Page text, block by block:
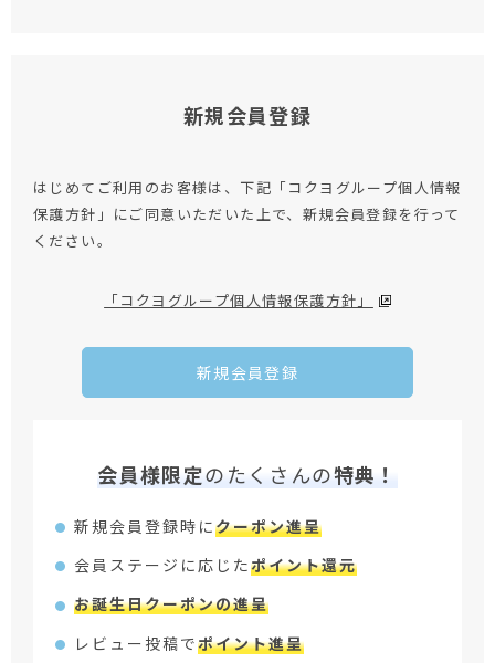
新規会員登録
はじめてご利用のお客様は、下記「コクヨグループ個人情報
保護方針」にご同意いただいた上で、新規会員登録を行って
ください。
「コクヨグループ個人情報保護方針」
新規会員登録
会員様限定のたくさんの特典！
新規会員登録時にクーポン進呈
会員ステージに応じたポイント還元
お誕生日クーポンの進呈
レビュー投稿でポイント進呈